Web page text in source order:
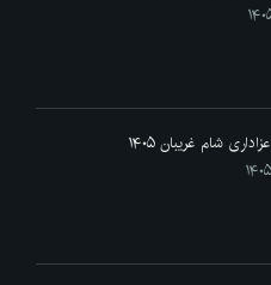
عزاداری شام غریبان ۱۴۰۵